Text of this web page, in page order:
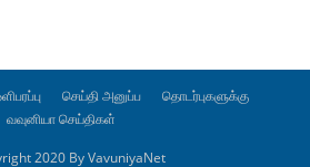
செய்தி அனுப்ப
தொடர்புகளுக்கு
வவுனியா செய்திகள்
2020 By VavuniyaNet